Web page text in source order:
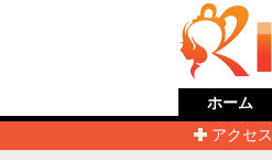
ホーム
アクセ